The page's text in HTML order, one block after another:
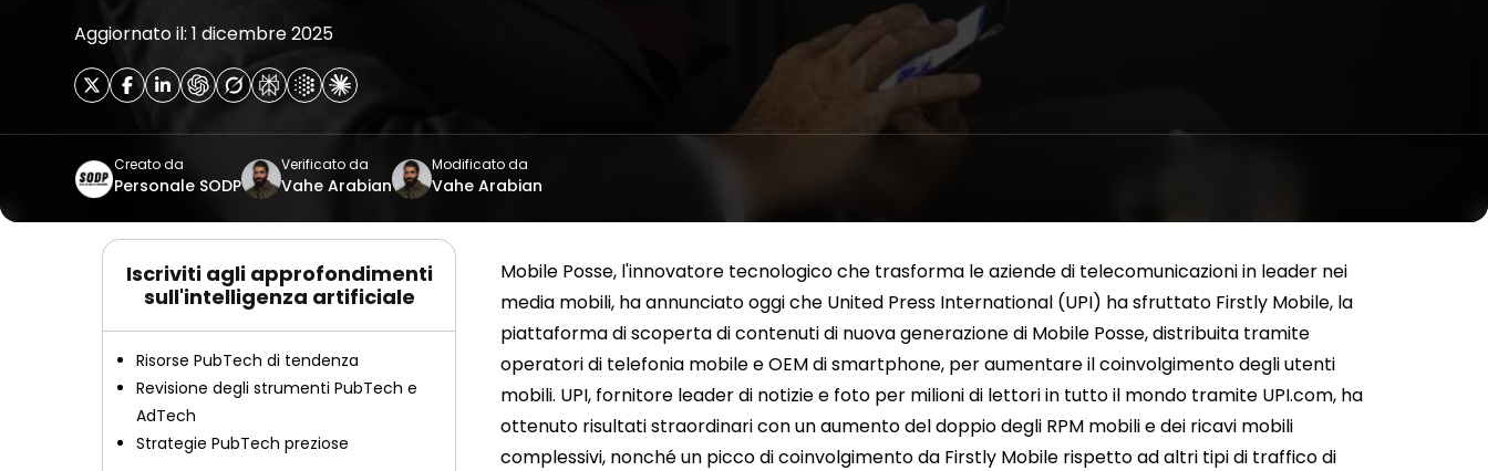
Aggiornato il: 1 dicembre 2025
Creato da
Personale SODP
Verificato da
Vahe Arabian
Modificato da
Vahe Arabian
Iscriviti agli approfondimenti
sull'intelligenza artificiale
Risorse PubTech di tendenza
Revisione degli strumenti PubTech e
AdTech
Strategie PubTech preziose
Mobile Posse, l'innovatore tecnologico che trasforma le aziende di telecomunicazioni in leader nei
media mobili, ha annunciato oggi che United Press International (UPI) ha sfruttato Firstly Mobile, la
piattaforma di scoperta di contenuti di nuova generazione di Mobile Posse, distribuita tramite
operatori di telefonia mobile e OEM di smartphone, per aumentare il coinvolgimento degli utenti
mobili. UPI, fornitore leader di notizie e foto per milioni di lettori in tutto il mondo tramite UPI.com, ha
ottenuto risultati straordinari con un aumento del doppio degli RPM mobili e dei ricavi mobili
complessivi, nonché un picco di coinvolgimento da Firstly Mobile rispetto ad altri tipi di traffico di